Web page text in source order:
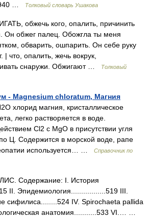
…
Толковый словарь Ушакова
обжечь кого, опалить, причинить
Он обжег палец. Обожгла ты меня
обварить, ошпарить. Он себе руку
| что, опалить, жечь вокрук,
снаружи. Обжигают …
Толковый
- Magnesium chloratum, Магния
хлорид магния, кристаллическое
легко растворяется в воде.
Cl2 c MgO в присутствии угля
Ц. Содержится в морской воде, рапе
используется… …
Справочник по
Содержание: I. История
II. Эпидемиология.................519 III.
сифилиса........524 IV. Spirochaeta pallida
анатомия...........533 VІ.… …